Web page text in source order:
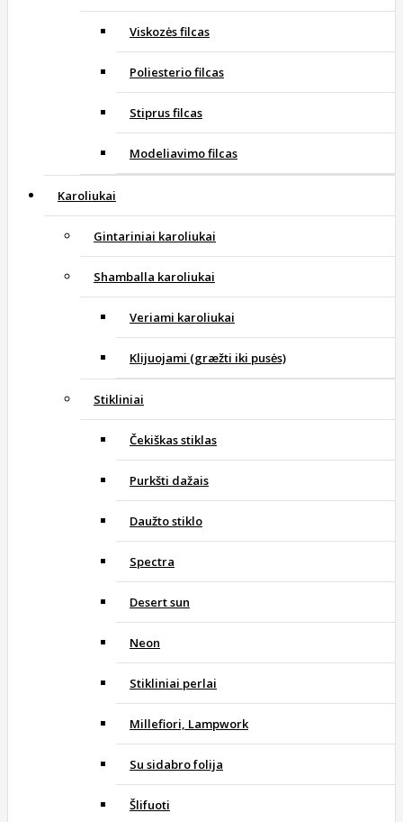
Viskozės filcas
Poliesterio filcas
Stiprus filcas
Modeliavimo filcas
Karoliukai
Gintariniai karoliukai
Shamballa karoliukai
Veriami karoliukai
Klijuojami (græžti iki pusės)
Stikliniai
Čekiškas stiklas
Purkšti dažais
Daužto stiklo
Spectra
Desert sun
Neon
Stikliniai perlai
Millefiori, Lampwork
Su sidabro folija
Šlifuoti